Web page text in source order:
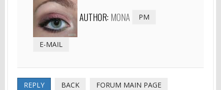
AUTHOR: MONA PM
E-MAIL
REPLY BACK FORUM MAIN PAGE